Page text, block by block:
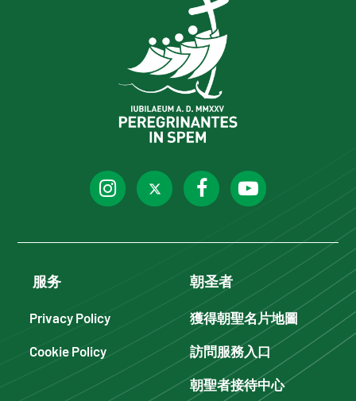
服务
Privacy Policy
Cookie Policy
朝圣者
獲得朝聖名片地圖
訪問服務入口
朝聖者接待中心